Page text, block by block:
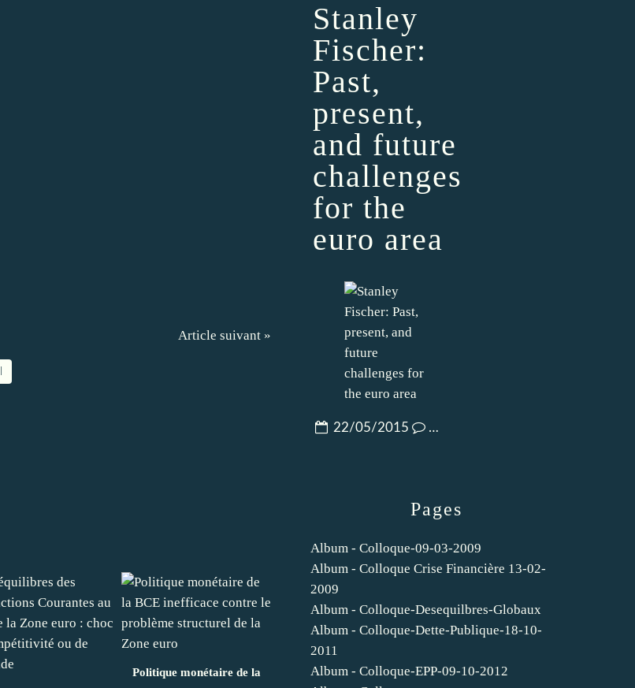
Article suivant »
Politique monétaire de la
Pages
Album - Colloque-09-03-2009
Album - Colloque Crise Financière 13-02-
2009
Album - Colloque-Desequilbres-Globaux
Album - Colloque-Dette-Publique-18-10-
2011
Album - Colloque-EPP-09-10-2012
Stanley
Fischer:
Past,
present,
and future
challenges
for the
euro area
22/05/2015 …